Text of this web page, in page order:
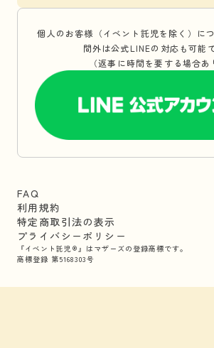
個人のお客様（イベント託児を除く）に
間外は公式LINEの対応も可能で
（返事に時間を要する場合あ
FAQ
利用規約
特定商取引法の表示
プライバシーポリシー
『イベント託児®』はマザーズの登録商標です。
商標登録 第5168303号